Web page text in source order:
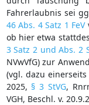
Fahrerlaubnis sei
46 Abs. 4 Satz 1 FeV
ob hier etwa
3 Satz 2 und Abs. 2
NVwVfG) zur
(vgl. dazu
2025, § 3 StVG,
VGH, Beschl. v.